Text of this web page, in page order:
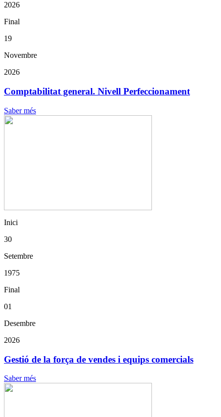
2026
Final
19
Novembre
2026
Comptabilitat general. Nivell Perfeccionament
Saber més
Inici
30
Setembre
1975
Final
01
Desembre
2026
Gestió de la força de vendes i equips comercials
Saber més